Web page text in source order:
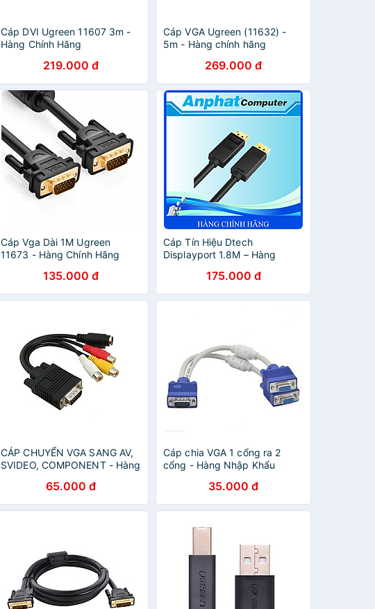
Cáp DVI Ugreen 11607 3m -
Hàng Chính Hãng
219.000 đ
Cáp VGA Ugreen (11632) -
5m - Hàng chính hãng
269.000 đ
Cáp Vga Dài 1M Ugreen
11673 - Hàng Chính Hãng
135.000 đ
Cáp Tín Hiệu Dtech
Displayport 1.8M – Hàng
175.000 đ
CÁP CHUYỂN VGA SANG AV,
SVIDEO, COMPONENT - Hàng
65.000 đ
Cáp chia VGA 1 cổng ra 2
cổng - Hàng Nhập Khẩu
35.000 đ